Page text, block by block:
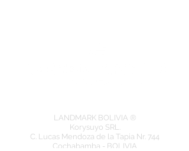
LANDMARK BOLIVIA ®
Korysuyo SRL.
C. Lucas Mendoza de la Tapia Nr. 744
Cochabamba - BOLIVIA